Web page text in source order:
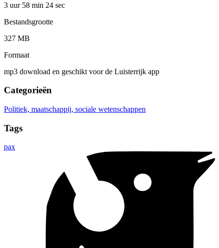
3 uur 58 min 24 sec
Bestandsgrootte
327 MB
Formaat
mp3 download en geschikt voor de Luisterrijk app
Categorieën
Politiek, maatschappij, sociale wetenschappen
Tags
pax